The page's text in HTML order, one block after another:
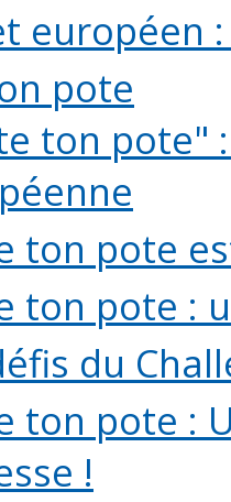
européen
pote
ton pote"
ton pote
ton pote :
du
ton pote :
!